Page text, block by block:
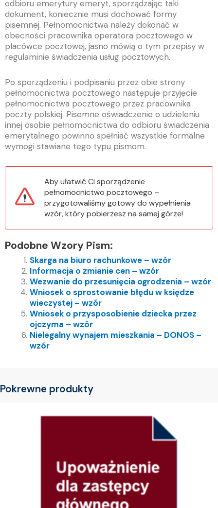
odbioru emerytury emeryt, sporządzając taki
dokument, koniecznie musi dochować formy
pisemnej. Pełnomocnictwa należy dokonać w
obecności pracownika operatora pocztowego w
placówce pocztowej, jasno mówią o tym przepisy w
regulaminie świadczenia usług pocztowych.
Po sporządzeniu i podpisaniu przez obie strony
pełnomocnictwa pocztowego następuje przyjęcie
pełnomocnictwa pocztowego przez pracownika
poczty polskiej. Pisemne oświadczenie o udzieleniu
innej osobie pełnomocnictwa do odbioru świadczenia
emerytalnego powinno spełniać wszystkie formalne
wymogi stawiane tego typu pismom.
Aby ułatwić Ci sporządzenie
pełnomocnictwo pocztowego –
przygotowaliśmy gotowy do wypełnienia
wzór, który pobierzesz na samej górze!
Podobne Wzory Pism:
Skarga na biuro rachunkowe – wzór
Informacja o zmianie cen – wzór
Wezwanie do przesunięcia ogrodzenia – wzór
Wniosek o sprostowanie błędu w księdze
wieczystej – wzór
Wniosek o przysposobienie dziecka przez
ojczyma – wzór
Nielegalny wynajem mieszkania – DONOS –
wzór
Pokrewne produkty